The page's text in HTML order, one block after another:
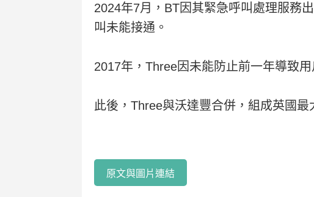
2024年7月，BT因其緊急呼叫處理服務
叫未能接通。
2017年，Three因未能防止前一年導致
此後，Three與沃達豐合併，組成英國最
原文與圖片連結